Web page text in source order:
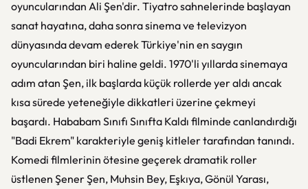
oyuncularından Ali Şen'dir. Tiyatro sahnelerinde başlayan
sanat hayatına, daha sonra sinema ve televizyon
dünyasında devam ederek Türkiye'nin en saygın
oyuncularından biri haline geldi. 1970'li yıllarda sinemaya
adım atan Şen, ilk başlarda küçük rollerde yer aldı ancak
kısa sürede yeteneğiyle dikkatleri üzerine çekmeyi
başardı. Hababam Sınıfı Sınıfta Kaldı filminde canlandırdığı
"Badi Ekrem" karakteriyle geniş kitleler tarafından tanındı.
Komedi filmlerinin ötesine geçerek dramatik roller
üstlenen Şener Şen, Muhsin Bey, Eşkıya, Gönül Yarası,